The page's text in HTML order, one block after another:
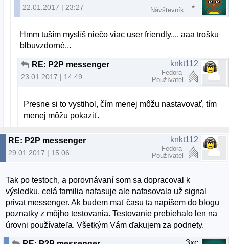
22.01.2017 | 23:27 Návštevník
Hmm tuším myslíš niečo viac user friendly.... aaa trošku
blbuvzdorné...
RE: P2P messenger
23.01.2017 | 14:49
knkt112
Fedora
Používateľ
Presne si to vystihol, čím menej môžu nastavovať, tím
menej môžu pokaziť.
RE: P2P messenger
29.01.2017 | 15:06
knkt112
Fedora
Používateľ
Tak po testoch, a porovnávaní som sa dopracoval k
výsledku, celá familia nafasuje ale nafasovala už signal
privat messenger. Ak budem mať času ta napíšem do blogu
poznatky z môjho testovania. Testovanie prebiehalo len na
úrovni používateľa. Všetkým Vám ďakujem za podnety.